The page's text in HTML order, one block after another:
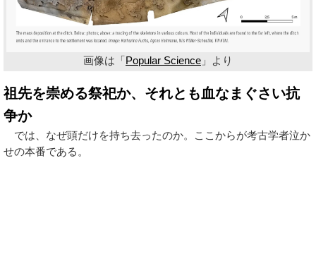
画像は「Popular Science 」より
祖先を崇める祭祀か、それとも血なまぐさい抗
争か
では、なぜ頭だけを持ち去ったのか。ここからが考古学者泣か
せの本番である。